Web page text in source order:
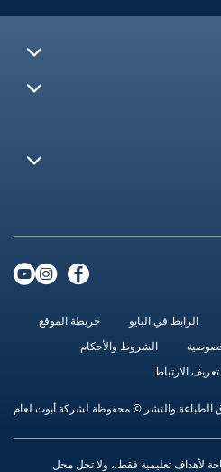
الرابط في البايو
خريطة الموقع
الشروط والأحكام
الارتباط
الطباعة والنشر © محفوظة لشركة أبوت لعام
لأهداف تعليمية فقط.، ولا تحل محل